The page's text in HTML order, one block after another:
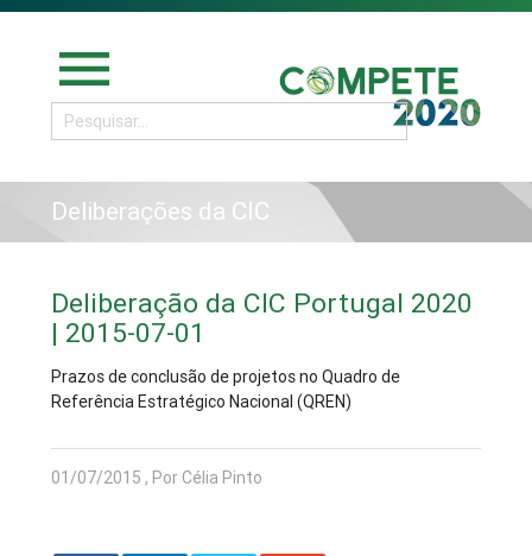
menu
Deliberações da CIC
Deliberação da CIC Portugal 2020
| 2015-07-01
Prazos de conclusão de projetos no Quadro de
Referência Estratégico Nacional (QREN)
01/07/2015 , Por Célia Pinto